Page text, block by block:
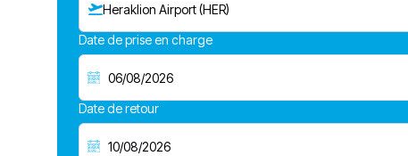
Heraklion Airport (HER)
Date de prise en charge
Date de retour